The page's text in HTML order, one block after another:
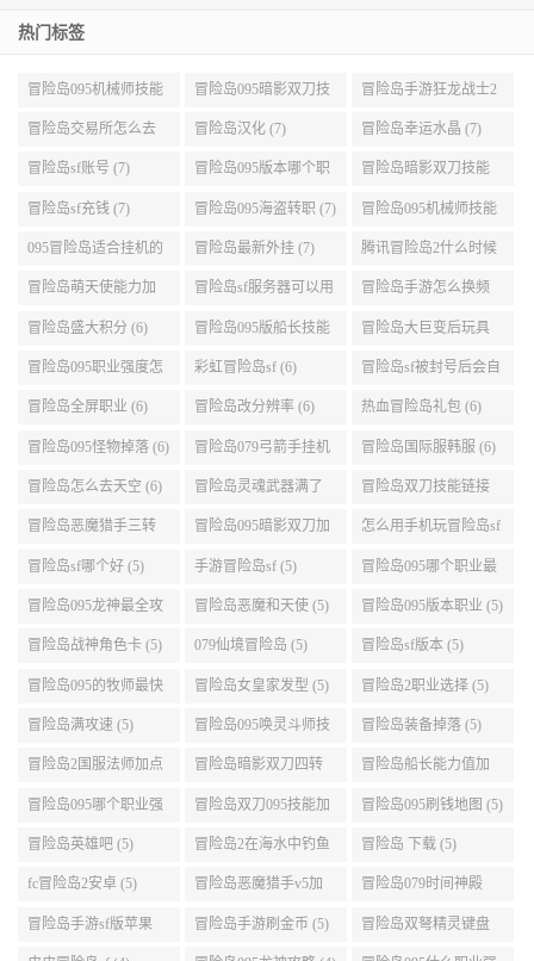
热门标签
冒险岛095机械师技能
展示 (9)
冒险岛095暗影双刀技
能加点 (9)
冒险岛手游狂龙战士2
转 (9)
冒险岛交易所怎么去
(8)
冒险岛汉化 (7) 冒险岛幸运水晶 (7)
冒险岛sf账号 (7) 冒险岛095版本哪个职
业段数高些 (7)
冒险岛暗影双刀技能
加点095版本 (7)
冒险岛sf充钱 (7) 冒险岛095海盗转职 (7) 冒险岛095机械师技能
演示 (7)
095冒险岛适合挂机的
地图 (7)
冒险岛最新外挂 (7) 腾讯冒险岛2什么时候
公测 (7)
冒险岛萌天使能力加
点 (6)
冒险岛sf服务器可以用
自己电脑 (6)
冒险岛手游怎么换频
道 (6)
冒险岛盛大积分 (6) 冒险岛095版船长技能
介绍 (6)
冒险岛大巨变后玩具
城组队任务 (6)
冒险岛095职业强度怎
么选 (6)
彩虹冒险岛sf (6) 冒险岛sf被封号后会自
动关闭电脑 (6)
冒险岛全屏职业 (6) 冒险岛改分辨率 (6) 热血冒险岛礼包 (6)
冒险岛095怪物掉落 (6) 冒险岛079弓箭手挂机
升级的地方 (6)
冒险岛国际服韩服 (6)
冒险岛怎么去天空 (6) 冒险岛灵魂武器满了
(6)
冒险岛双刀技能链接
(5)
冒险岛恶魔猎手三转
技能加点顺序 (5)
冒险岛095暗影双刀加
点 (5)
怎么用手机玩冒险岛sf
(5)
冒险岛sf哪个好 (5) 手游冒险岛sf (5) 冒险岛095哪个职业最
好 (5)
冒险岛095龙神最全攻
略 (5)
冒险岛恶魔和天使 (5) 冒险岛095版本职业 (5)
冒险岛战神角色卡 (5) 079仙境冒险岛 (5) 冒险岛sf版本 (5)
冒险岛095的牧师最快
升级路线 (5)
冒险岛女皇家发型 (5) 冒险岛2职业选择 (5)
冒险岛满攻速 (5) 冒险岛095唤灵斗师技
能介绍 (5)
冒险岛装备掉落 (5)
冒险岛2国服法师加点
(5)
冒险岛暗影双刀四转
任务 (5)
冒险岛船长能力值加
点 (5)
冒险岛095哪个职业强
势 (5)
冒险岛双刀095技能加
点 (5)
冒险岛095刷钱地图 (5)
冒险岛英雄吧 (5) 冒险岛2在海水中钓鱼
(5)
冒险岛 下载 (5)
fc冒险岛2安卓 (5) 冒险岛恶魔猎手v5加
点 (5)
冒险岛079时间神殿
999任务 (5)
冒险岛手游sf版苹果 冒险岛手游刷金币 (5) 冒险岛双弩精灵键盘